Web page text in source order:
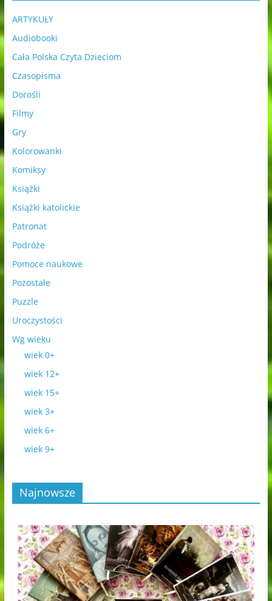
ARTYKUŁY
Audiobooki
Cała Polska Czyta Dzieciom
Czasopisma
Dorośli
Filmy
Gry
Kolorowanki
Komiksy
Książki
Książki katolickie
Patronat
Podróże
Pomoce naukowe
Pozostałe
Puzzle
Uroczystości
Wg wieku
wiek 0+
wiek 12+
wiek 15+
wiek 3+
wiek 6+
wiek 9+
Najnowsze